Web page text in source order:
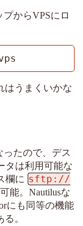
からVPSにロ
はうまくいかな
ったので、デス
タは利用可能な
欄に sftp://
能。Nautilusな
にも同等の機能
。